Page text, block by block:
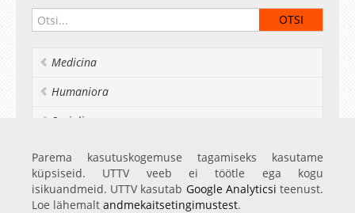
Medicina
Humaniora
Socialia
Realia et naturalia
Ülikoolist veel
Parema kasutuskogemuse tagamiseks kasutame
küpsiseid. UTTV veeb ei töötle ega kogu
isikuandmeid. UTTV kasutab Google Analyticsi teenust.
Loe lähemalt andmekaitsetingimustest.